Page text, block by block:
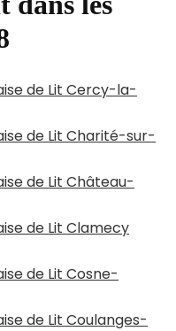
de Lit Cercy-la-
de Lit Charité-sur-
de Lit Château-
de Lit Clamecy
de Lit Cosne-
de Lit Coulanges-